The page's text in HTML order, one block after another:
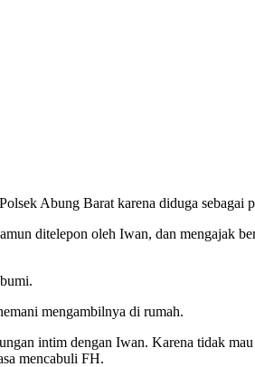
Abung Barat karena diduga sebagai
ditelepon oleh Iwan, dan mengajak
mengambilnya di rumah.
intim dengan Iwan. Karena tidak
mencabuli FH.